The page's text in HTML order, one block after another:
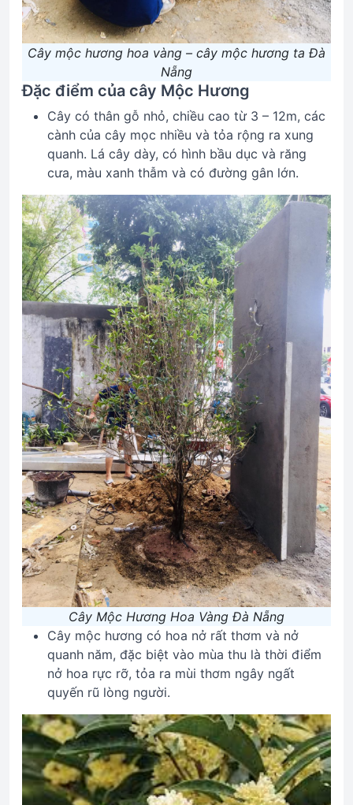
Cây mộc hương hoa vàng – cây mộc hương ta Đà
Nẵng
Đặc điểm của cây Mộc Hương
Cây có thân gỗ nhỏ, chiều cao từ 3 – 12m, các
cành của cây mọc nhiều và tỏa rộng ra xung
quanh. Lá cây dày, có hình bầu dục và răng
cưa, màu xanh thẫm và có đường gân lớn.
Cây Mộc Hương Hoa Vàng Đà Nẵng
Cây mộc hương có hoa nở rất thơm và nở
quanh năm, đặc biệt vào mùa thu là thời điểm
nở hoa rực rỡ, tỏa ra mùi thơm ngây ngất
quyến rũ lòng người.